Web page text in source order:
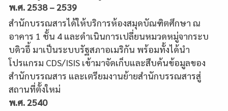
พ.ศ. 2538 – 2539
สำนักบรรณสารได้ให้บริการห้องสมุดบัณฑิตศึกษา ณ
อาคาร 1 ชั้น 4 และดำเนินการเปลี่ยนหมวดหมู่จากระบ
บดิวอี้ มาเป็นระบบรัฐสภาอเมริกัน พร้อมทั้งได้นำ
โปรแกรม CDS/ISIS เข้ามาจัดเก็บและสืบค้นข้อมูลของ
สำนักบรรณสาร และเตรียมงานย้ายสำนักบรรณสารสู่
สถานที่ตั้งใหม่
พ.ศ. 2540